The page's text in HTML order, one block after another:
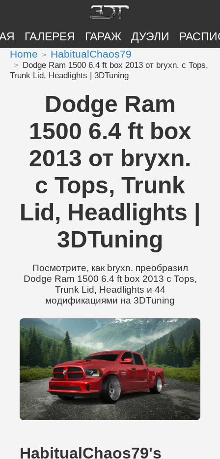
ГАЛЕРЕЯ ГАРАЖ ДУЭЛИ
Home HabitualChaos79
Dodge Ram 1500 6.4 ft box 2013 от bryxn. с Tops,
Trunk Lid, Headlights | 3DTuning
Dodge Ram
1500 6.4 ft box
2013 от bryxn.
с Tops, Trunk
Lid, Headlights |
3DTuning
Посмотрите, как bryxn. преобразил
Dodge Ram 1500 6.4 ft box 2013 с Tops,
Trunk Lid, Headlights и 44
модификациями на 3DTuning
HabitualChaos79's